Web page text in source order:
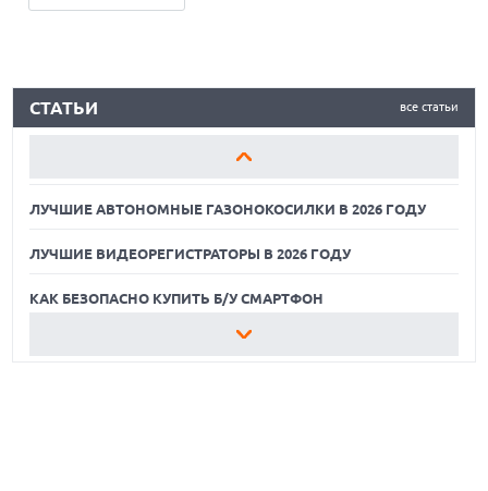
все статьи
СТАТЬИ
КАК БЕЗОПАСНО КУПИТЬ Б/У СМАРТФОН
ЛУЧШИЕ АВТОНОМНЫЕ ГАЗОНОКОСИЛКИ В 2026 ГОДУ
ЛУЧШИЕ ВИДЕОРЕГИСТРАТОРЫ В 2026 ГОДУ
КАК БЕЗОПАСНО КУПИТЬ Б/У СМАРТФОН
ЛУЧШИЕ АВТОНОМНЫЕ ГАЗОНОКОСИЛКИ В 2026 ГОДУ